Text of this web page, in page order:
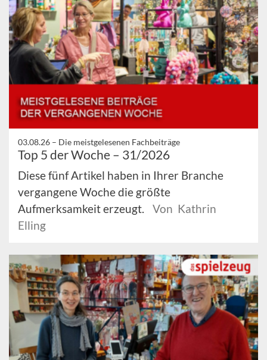
03.08.26 – Die meistgelesenen Fachbeiträge
Top 5 der Woche – 31/2026
Diese fünf Artikel haben in Ihrer Branche
vergangene Woche die größte
Aufmerksamkeit erzeugt.
Von Kathrin
Elling